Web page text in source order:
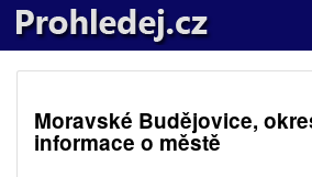
Moravské Budějovice,
informace o městě